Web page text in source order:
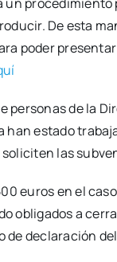
De esta
poder
per­so­nas de la
han esta­do
las
euros en el
obli­ga­dos a
de decla­ra­ción